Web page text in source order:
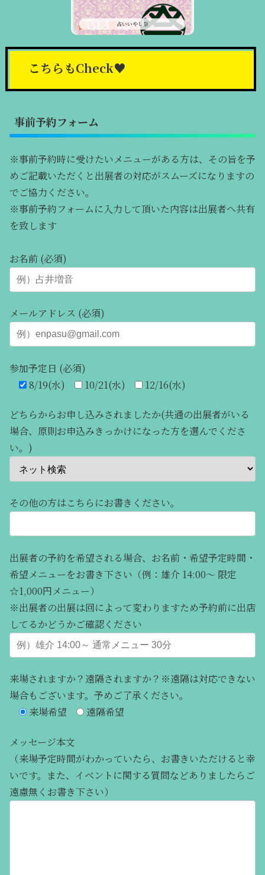
占いいやし祭
こちらもCheck♥
事前予約フォーム
※事前予約時に受けたいメニューがある方は、その旨を予
めご記載いただくと出展者の対応がスムーズになりますの
でご協力ください。
※事前予約フォームに入力して頂いた内容は出展者へ共有
を致します
お名前 (必須)
メールアドレス (必須)
参加予定日 (必須)
8/19(水)
10/21(水) 12/16(水)
どちらからお申し込みされましたか(共通の出展者がいる
場合、原則お申込みきっかけになった方を選んでくださ
い。)
その他の方はこちらにお書きください。
出展者の予約を希望される場合、お名前・希望予定時間・
希望メニューをお書き下さい（例：雄介 14:00～ 限定
☆1,000円メニュー）
※出展者の出展は回によって変わりますため予約前に出店
してるかどうかご確認ください
来場されますか？遠隔されますか？※遠隔は対応できない
場合もございます。予めご了承ください。
来場希望
遠隔希望
メッセージ本文
（来場予定時間がわかっていたら、お書きいただけると幸
いです。また、イベントに関する質問などありましたらご
遠慮無くお書き下さい）